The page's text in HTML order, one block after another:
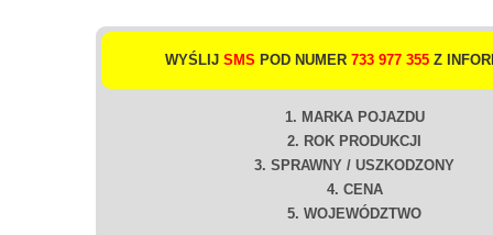
WYŚLIJ SMS POD NUMER 733 977 355Z
1. MARKA POJAZDU
2. ROK PRODUKCJI
3. SPRAWNY / USZKODZONY
4. CENA
5. WOJEWÓDZTWO